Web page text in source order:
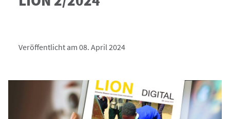
Veröffentlicht am 08. April 2024